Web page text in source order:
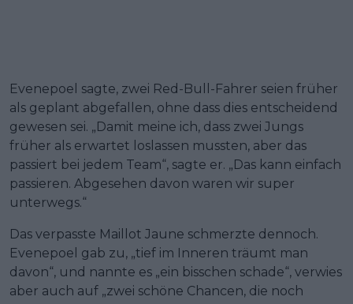
Evenepoel sagte, zwei Red-Bull-Fahrer seien früher
als geplant abgefallen, ohne dass dies entscheidend
gewesen sei. „Damit meine ich, dass zwei Jungs
früher als erwartet loslassen mussten, aber das
passiert bei jedem Team“, sagte er. „Das kann einfach
passieren. Abgesehen davon waren wir super
unterwegs.“
Das verpasste Maillot Jaune schmerzte dennoch.
Evenepoel gab zu, „tief im Inneren träumt man
davon“, und nannte es „ein bisschen schade“, verwies
aber auch auf „zwei schöne Chancen, die noch